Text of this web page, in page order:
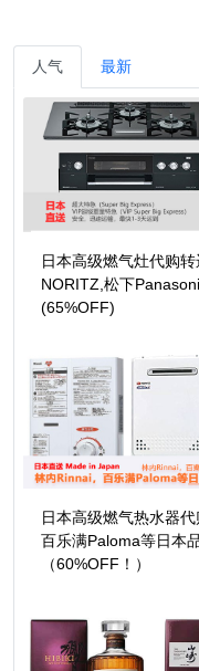
人气 最新
日本高级燃气灶代购
NORITZ,松下
(65%OFF)
日本高级燃气热水器
百乐满Paloma等日本
（60%OFF！）